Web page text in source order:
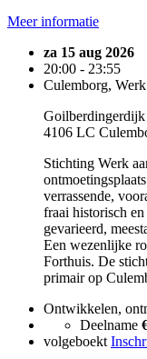
Meer informatie
za 15 aug 2026
20:00 - 23:55
Culemborg,
4106 LC
Stichting Werk
verrassende,
fraai historisch
gevarieerd,
Een wezenlijke
Forthuis. De
primair op
Ontwikkelen,
Deelname
volgeboekt